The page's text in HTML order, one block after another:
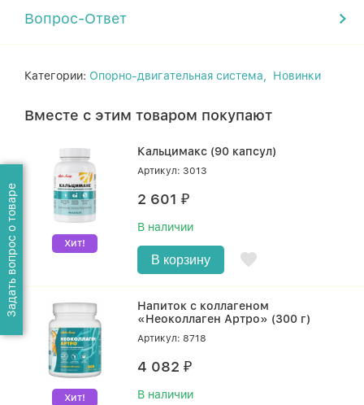
Вопрос-Ответ
Категории: Опорно-двигательная система, Новинки
Вместе с этим товаром покупают
Хит!
Кальцимакс (90 капсул)
Артикул: 3013
2 601₽
В наличии
В корзину
Хит!
Напиток с коллагеном
«Неоколлаген Артро» (300 г)
Артикул: 8718
4 082₽
В наличии
Задать вопрос о товаре